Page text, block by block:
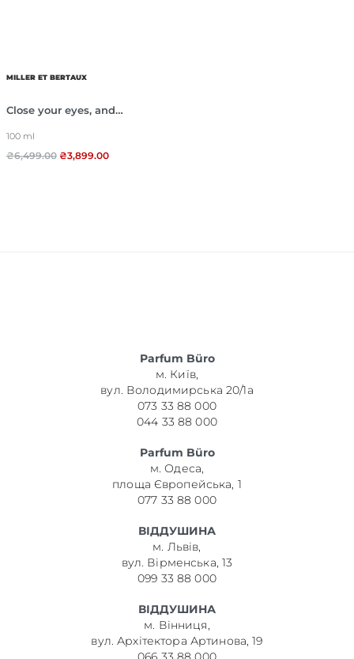
MILLER ET BERTAUX
Close your eyes, and…
100 ml
₴6,499.00 ₴3,899.00
Parfum Büro
м. Київ,
вул. Володимирська 20/1а
073 33 88 000
044 33 88 000
Parfum Büro
м. Одеса,
площа Європейська, 1
077 33 88 000
ВІДДУШИНА
м. Львів,
вул. Вірменська, 13
099 33 88 000
ВІДДУШИНА
м. Вінниця,
вул. Архітектора Артинова, 19